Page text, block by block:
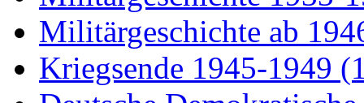
Militärgeschichte ab
Kriegsende 1945-1949